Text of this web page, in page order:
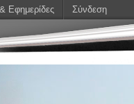
Εφημερίδες Σύνδεση